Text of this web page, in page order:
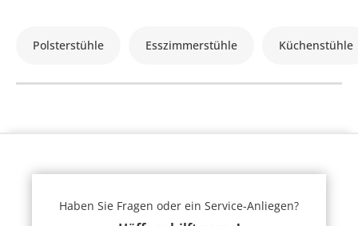
Polsterstühle Esszimmerstühle Küchenstühle
Haben Sie Fragen oder ein Service-Anliegen?